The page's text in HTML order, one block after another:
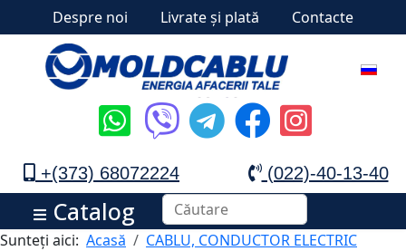
Despre noi Livrate și plată Contacte
+(373) 68072224 (022)-40-13-40
Catalog
Sunteți aici: Acasă
CABLU, CONDUCTOR ELECTRIC